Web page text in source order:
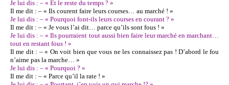
Je lui dis : – « Et le reste du temps ? »
Il me dit : – « Ils courent faire leurs courses… au marché ! »
Je lui dis : – « Pourquoi font-ils leurs courses en courant ? »
Il me dit : – « Je vous l’ai dit… parce qu’ils sont fous ! »
Je lui dis : – « Ils pourraient tout aussi bien faire leur marché en marchant…
tout en restant fous ! »
Il me dit : – « On voit bien que vous ne les connaissez pas ! D’abord le fou
n’aime pas la marche… »
Je lui dis : – « Pourquoi ? »
Il me dit : – « Parce qu’il la rate ! »